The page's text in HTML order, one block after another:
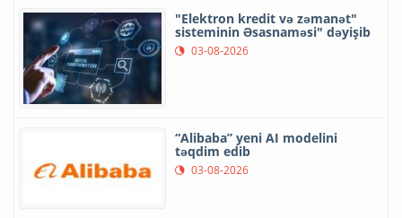
"Elektron kredit və zəmanət"
sisteminin Əsasnaməsi" dəyişib
03-08-2026
“Alibaba” yeni AI modelini
təqdim edib
03-08-2026